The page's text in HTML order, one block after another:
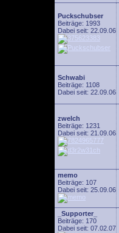
Puckschubser
Beiträge: 1993
Dabei seit: 22.09.06
Schwabi
Beiträge: 1108
Dabei seit: 22.09.06
zwelch
Beiträge: 1231
Dabei seit: 21.09.06
memo
Beiträge: 107
Dabei seit: 25.09.06
_Supporter_
Beiträge: 170
Dabei seit: 07.02.07